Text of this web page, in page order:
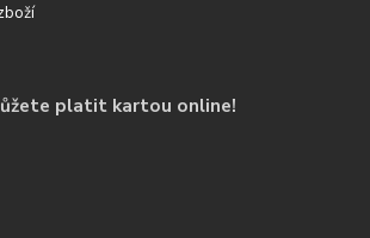
platit kartou online!